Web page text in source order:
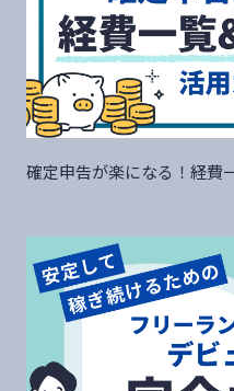
確定申告が楽になる！経費